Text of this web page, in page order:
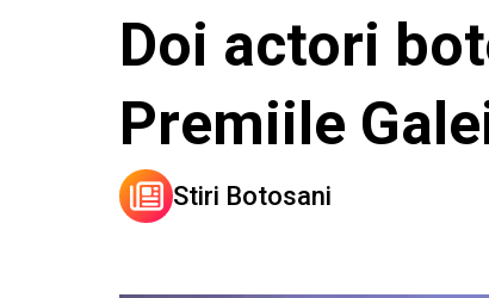
Doi actori
Premiile
Stiri Botosani